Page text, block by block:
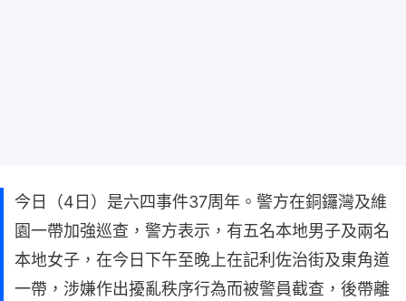
今日（4日）是六四事件37周年。警方在銅鑼灣及維
園一帶加強巡查，警方表示，有五名本地男子及兩名
本地女子，在今日下午至晚上在記利佐治街及東角道
一帶，涉嫌作出擾亂秩序行為而被警員截查，後帶離